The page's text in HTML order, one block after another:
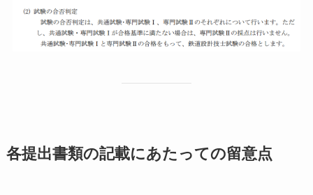
各提出書類の記載にあたっての留意点